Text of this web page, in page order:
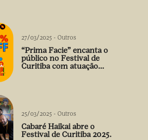
27/03/2025 - Outros
“Prima Facie” encanta o
público no Festival de
Curitiba com atuação
25/03/2025 - Outros
Cabaré Haikai abre o
Festival de Curitiba 2025.